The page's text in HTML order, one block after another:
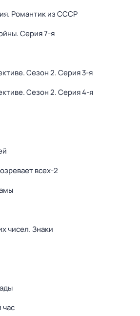
Романтик из СССР
. Серия 7-я
. Сезон 2. Серия 3-я
. Сезон 2. Серия 4-я
всех-2
чисел. Знаки
час